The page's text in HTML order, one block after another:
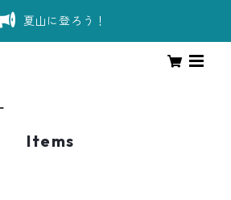
夏山に登ろう！
Items